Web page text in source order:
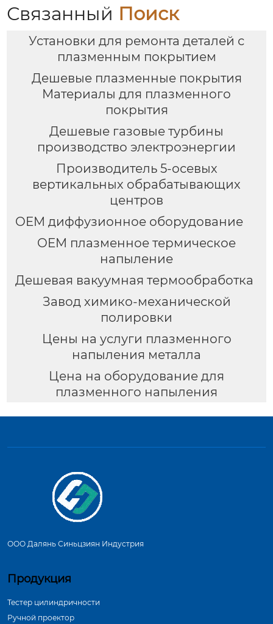
Связанный Поиск
Установки для ремонта деталей с
плазменным покрытием
Дешевые плазменные покрытия
Материалы для плазменного
покрытия
Дешевые газовые турбины
производство электроэнергии
Производитель 5-осевых
вертикальных обрабатывающих
центров
OEM диффузионное оборудование
OEM плазменное термическое
напыление
Дешевая вакуумная термообработка
Завод химико-механической
полировки
Цены на услуги плазменного
напыления металла
Цена на оборудование для
плазменного напыления
ООО Далянь Синьцзиян Индустрия
Продукция
Тестер цилиндричности
Ручной проектор